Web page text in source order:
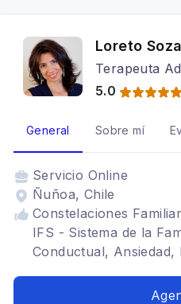
Loreto
Terapeuta
5.0
General Sobre mí
Servicio Online
Ñuñoa, Chile
Constelaciones
IFS - Sistema de la
Conductual, Ansiedad,
mujer, Terapia de